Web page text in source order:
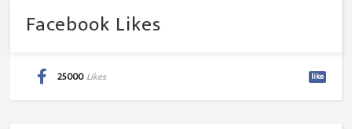
Facebook Likes
25000 Likes like